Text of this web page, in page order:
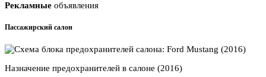
Рекламные объявления
Пассажирский салон
Назначение предохранителей в салоне (2016)